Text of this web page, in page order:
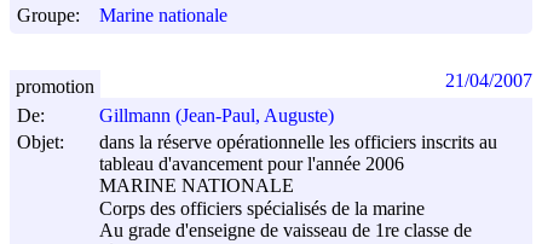
Groupe:
Marine nationale
De:
Gillmann (Jean-Paul, Auguste)
Objet:
dans la réserve opérationnelle les officiers inscrits au
tableau d'avancement pour l'année 2006
MARINE NATIONALE
Corps des officiers spécialisés de la marine
Au grade d'enseigne de vaisseau de 1re classe de
promotion 21/04/2007